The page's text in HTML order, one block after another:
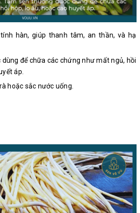
hàn, giúp thanh tâm, an thần, và hạ
để chữa các chứng như mất ngủ, hồi
áp.
hoặc sắc nước uống.